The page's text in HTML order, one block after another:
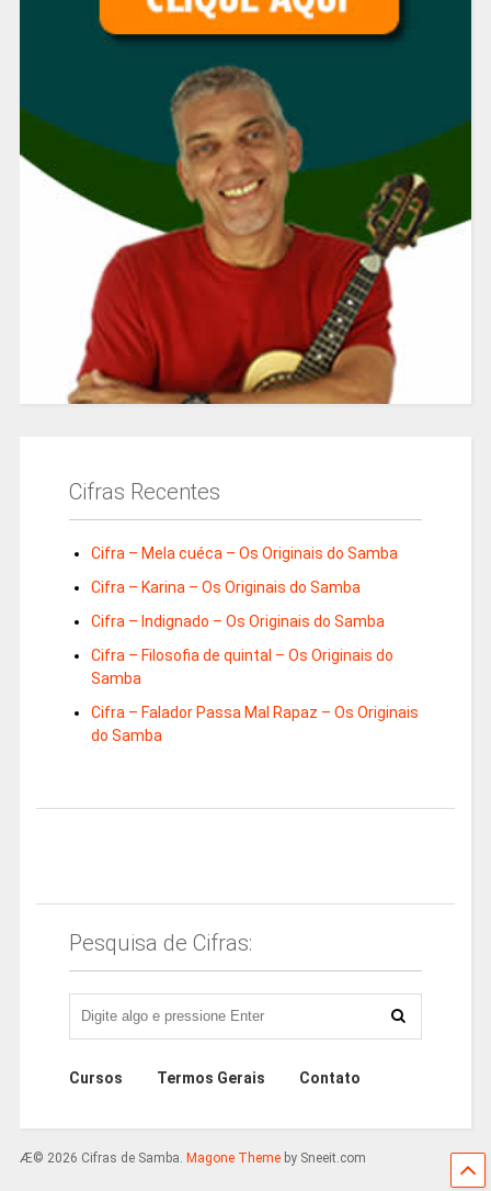
Cifras Recentes
Cifra – Mela cuéca – Os Originais do Samba
Cifra – Karina – Os Originais do Samba
Cifra – Indignado – Os Originais do Samba
Cifra – Filosofia de quintal – Os Originais do
Samba
Cifra – Falador Passa Mal Rapaz – Os Originais
do Samba
Pesquisa de Cifras:
Cursos Termos Gerais Contato
Æ© 2026 Cifras de Samba. Magone Themeby Sneeit.com